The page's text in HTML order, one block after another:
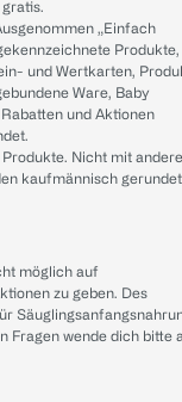
„Einfach
Produkte,
und Wertkarten,
Ware, Baby
und Aktionen
Produkte. Nicht mit
kaufmännisch
möglich auf
zu geben. Des
Fragen wende dich bitte